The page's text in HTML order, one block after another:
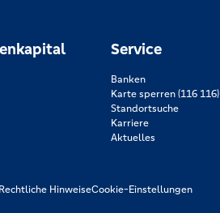
Service
Banken
Karte sperren (116 116)
Standortsuche
Karriere
Aktuelles
Rechtliche HinweiseCookie-Einstellungen